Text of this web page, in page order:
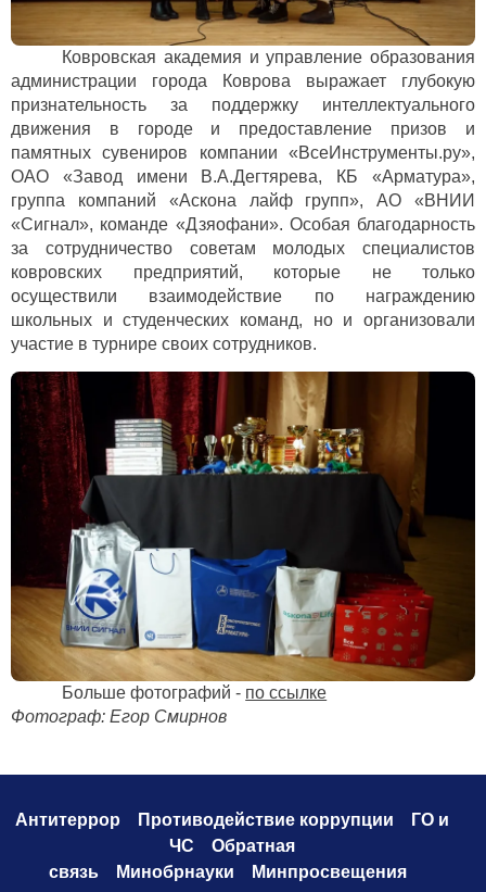
Ковровская академия и управление образования
администрации города Коврова выражает глубокую
признательность за поддержку интеллектуального
движения в городе и предоставление призов и
памятных сувениров компании «ВсеИнструменты.ру»,
ОАО «Завод имени В.А.Дегтярева, КБ «Арматура»,
группа компаний «Аскона лайф групп», АО «ВНИИ
«Сигнал», команде «Дзяофани». Особая благодарность
за сотрудничество советам молодых специалистов
ковровских предприятий, которые не только
осуществили взаимодействие по награждению
школьных и студенческих команд, но и организовали
участие в турнире своих сотрудников.
Больше фотографий - по ссылке
Фотограф: Егор Смирнов
Антитеррор Противодействие коррупции
ГО и
ЧС
Обратная
связь
Минобрнауки Минпросвещения